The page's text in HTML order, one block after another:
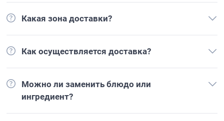
Какая зона доставки?
Как осуществляется доставка?
Можно ли заменить блюдо или
ингредиент?